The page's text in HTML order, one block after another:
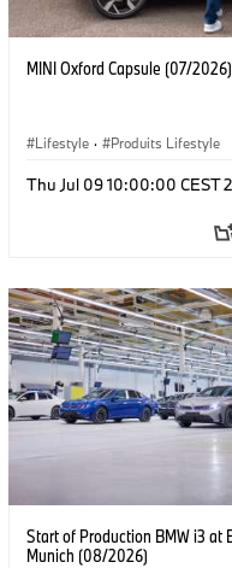
MINI Oxford Capsule (07/2026)
Lifestyle · Produits Lifestyle
Thu Jul 09 10:00:00 CEST
Start of Production BMW i3 at
Munich (08/2026)